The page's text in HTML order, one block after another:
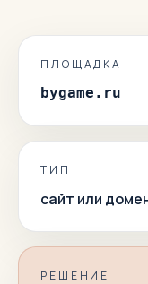
ПЛОЩАДКА
bygame.ru
ТИП
сайт или
РЕШЕНИЕ